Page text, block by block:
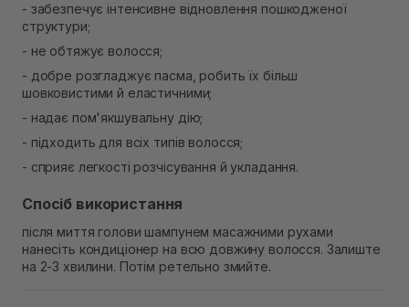
- забезпечує інтенсивне відновлення пошкодженої
структури;
- не обтяжує волосся;
- добре розгладжує пасма, робить їх більш
шовковистими й еластичними;
- надає пом'якшувальну дію;
- підходить для всіх типів волосся;
- сприяє легкості розчісування й укладання.
Спосіб використання
після миття голови шампунем масажними рухами
нанесіть кондиціонер на всю довжину волосся. Залиште
на 2-3 хвилини. Потім ретельно змийте.